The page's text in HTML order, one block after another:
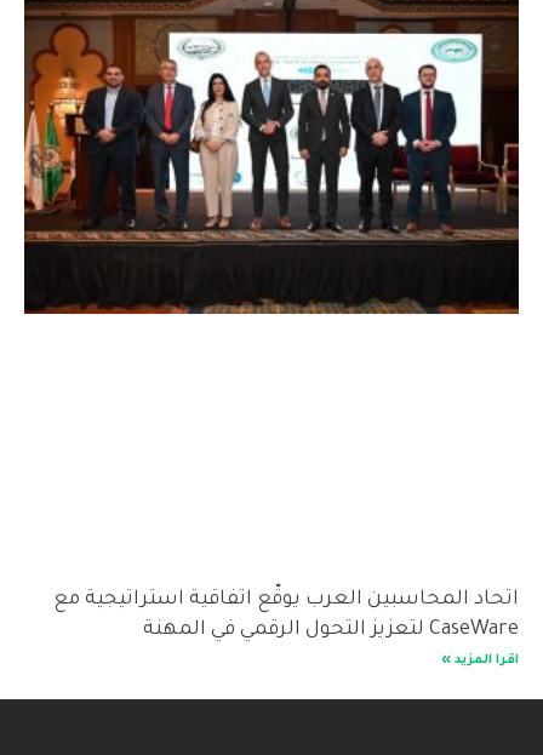
اتحاد المحاسبين العرب يوقّع اتفاقية استراتيجية مع
CaseWare لتعزيز التحول الرقمي في المهنة
اقرا المزيد »